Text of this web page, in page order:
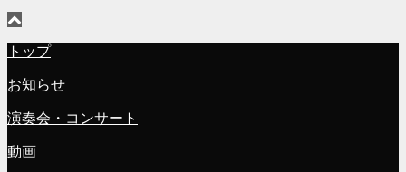
トップ
お知らせ
演奏会・コンサート
動画